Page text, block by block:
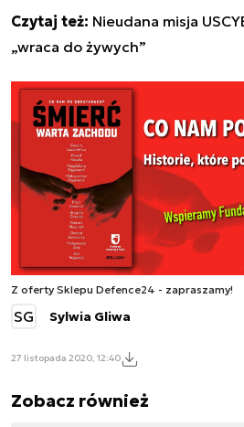
Czytaj też: Nieudana misja
„wraca do żywych”
Z oferty Sklepu Defence24 - zapraszamy!
SG Sylwia Gliwa
27 listopada 2020, 12:40
Zobacz również